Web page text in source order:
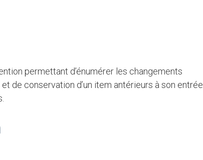
permettant d’énumérer les changements
de conservation d’un item antérieurs à son entrée